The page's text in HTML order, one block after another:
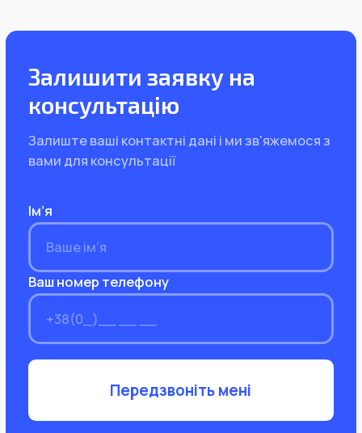
Залишити заявку на
консультацію
Залиште ваші контактні дані і ми зв'яжемося з
вами для консультації
Ім’я
Ваш номер телефону
Передзвоніть мені